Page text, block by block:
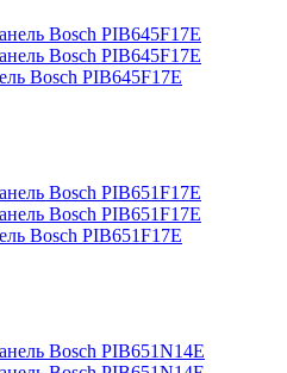
Bosch PIB645F17E
Bosch PIB651F17E